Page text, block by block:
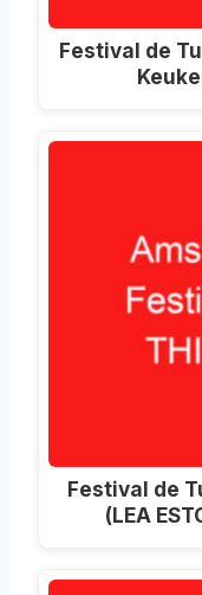
Festival de
Festival de
(LEA